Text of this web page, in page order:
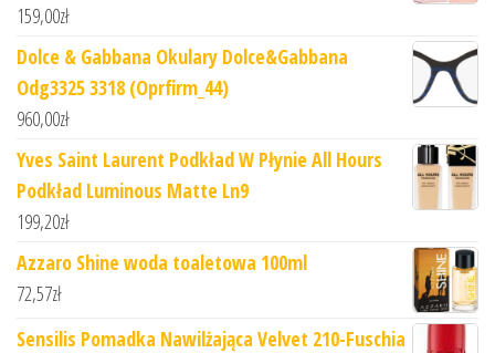
159,00zł
Dolce & Gabbana Okulary Dolce&Gabbana
Odg3325 3318 (Oprfirm_44)
960,00zł
Yves Saint Laurent Podkład W Płynie All Hours
Podkład Luminous Matte Ln9
199,20zł
Azzaro Shine woda toaletowa 100ml
72,57zł
Sensilis Pomadka Nawilżająca Velvet 210-Fuschia